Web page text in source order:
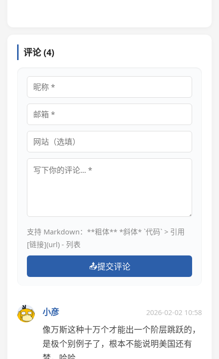
评论 (4)
昵称
邮箱
网站
评论内容
支持 Markdown：**粗体** *斜体* `代码` > 引用
[链接](url) - 列表
📤提交评论
小彦 2026-02-02 10:58
像万斯这种十万个才能出一个阶层跳跃的，
是极个别例子了，根本不能说明美国还有